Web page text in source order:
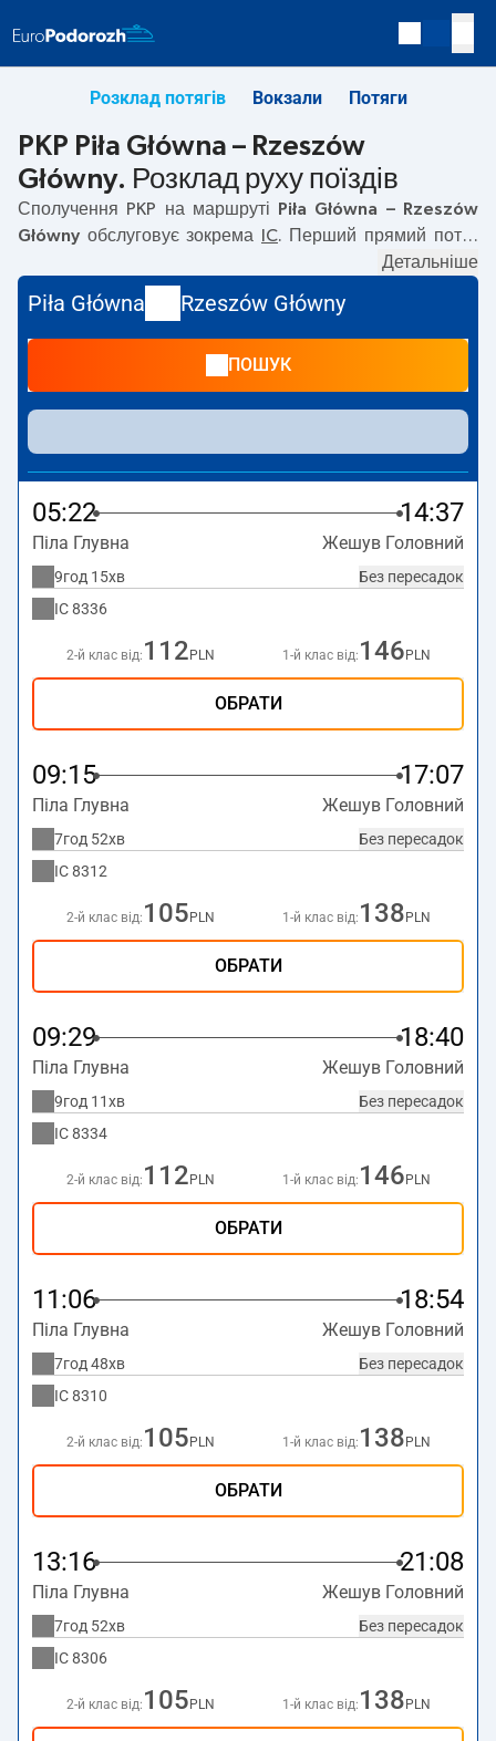
Розклад потягів Вокзали Потяги
PKP Piła Główna – Rzeszów
Główny. Розклад руху поїздів
Сполучення PKP на маршруті
Piła Główna – Rzeszów
Główny обслуговує зокрема IC. Перший прямий потяг
з вокзалу PKP Piła Główna за адресою
. Останній потяг до Rzeszów Główny
вирушає о 23:25. Найшвидший маршрут пропонує потяг
без пересадокKOSSAK
. Подорож цим потягом триває
Piła Główna
курсують також інші потяги:TLK, EIP Pendolino, EN, EC—
пропонують нижчу ціну квитка і зазвичай довший час
подорожі. Потяг завершує маршрут на станції Rzeszów
Główny за адресоюPlac Dworcowy, 35-201 Rzeszów.
Детальніше
Piła Główna Rzeszów Główny
ПОШУК
05:22 14:37
Піла Глувна Жешув Головний
Без пересадок
9год 15хв
IC8336
2-й клас від: 112 PLN 1-й клас від: 146 PLN
ОБРАТИ
09:15 17:07
Піла Глувна Жешув Головний
Без пересадок
7год 52хв
IC8312
2-й клас від: 105 PLN 1-й клас від: 138 PLN
ОБРАТИ
09:29 18:40
Піла Глувна Жешув Головний
Без пересадок
9год 11хв
IC8334
2-й клас від: 112 PLN 1-й клас від: 146 PLN
ОБРАТИ
11:06 18:54
Піла Глувна Жешув Головний
Без пересадок
7год 48хв
IC8310
2-й клас від: 105 PLN 1-й клас від: 138 PLN
ОБРАТИ
13:16 21:08
Піла Глувна Жешув Головний
Без пересадок
7год 52хв
IC8306
2-й клас від: 105 PLN 1-й клас від: 138 PLN